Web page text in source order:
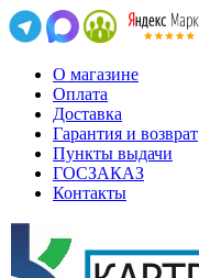
О магазине
Оплата
Доставка
Гарантия и возврат
Пункты выдачи
ГОСЗАКАЗ
Контакты